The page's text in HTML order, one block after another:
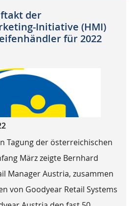
der
Initiative (HMI)
für 2022
Tagung der österreichischen
März zeigte Bernhard
Manager Austria, zusammen
von Goodyear Retail Systems